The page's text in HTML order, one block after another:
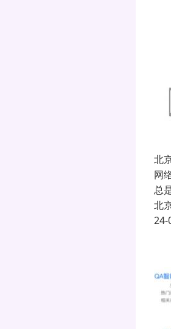
北
网
总
北
24-